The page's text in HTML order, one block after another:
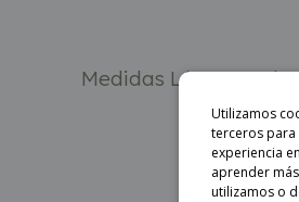
Medidas Lámpara de
Maranga:
Utilizamos
terceros
experiencia
aprender
utilizamos o